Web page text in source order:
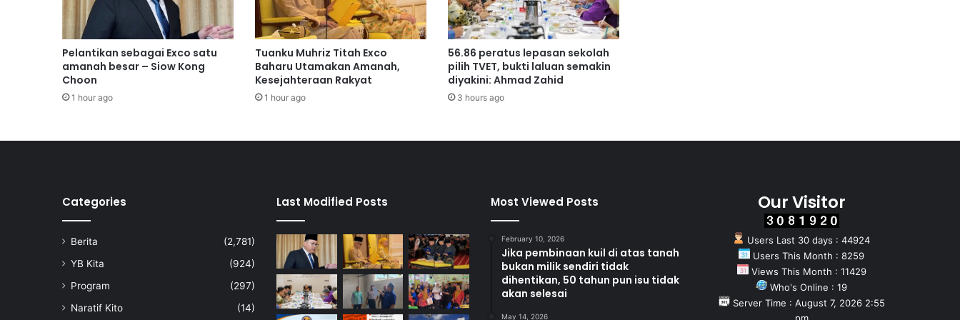
b
i
h
A
k
u
a
n
n
i
b
a
w
h
u
Pelantikan sebagai Exco satu
amanah besar – Siow Kong
Choon
1 hour ago
Tuanku Muhriz Titah Exco
Baharu Utamakan Amanah,
Kesejahteraan Rakyat
1 hour ago
56.86 peratus lepasan sekolah
pilih TVET, bukti laluan semakin
diyakini: Ahmad Zahid
3 hours ago
Categories
Berita
(2,781)
YB Kita
(924)
Program
(297)
Naratif Kito
(14)
Last Modified Posts Most Viewed Posts
February 10, 2026
Jika pembinaan kuil di atas tanah
bukan milik sendiri tidak
dihentikan, 50 tahun pun isu tidak
akan selesai
May 14, 2026
Our Visitor
Users Last 30 days : 44924
Users This Month : 8259
Views This Month : 11429
Who's Online : 19
Server Time : August 7, 2026 2:55